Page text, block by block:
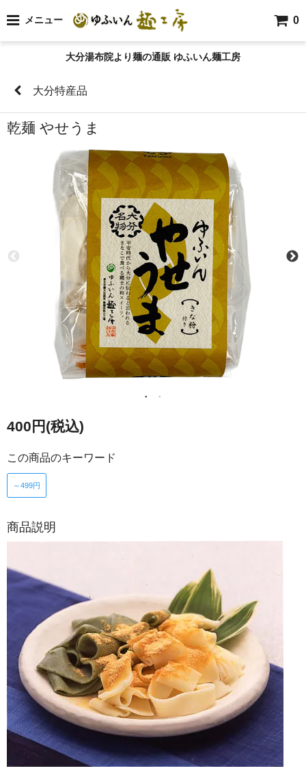
メニュー 0
大分湯布院より麺の通販 ゆふいん麺工房
大分特産品
乾麺 やせうま
400円(税込)
この商品のキーワード
～499円
商品説明